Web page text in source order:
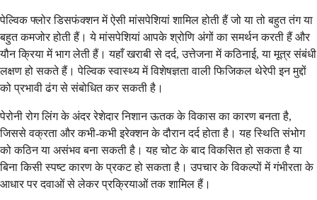
पेल्विक फ्लोर डिसफंक्शन में ऐसी मांसपेशियां शामिल होती हैं जो या तो बहुत तंग या
बहुत कमजोर होती हैं। ये मांसपेशियां आपके श्रोणि अंगों का समर्थन करती हैं और
यौन क्रिया में भाग लेती हैं। यहाँ खराबी से दर्द, उत्तेजना में कठिनाई, या मूत्र संबंधी
लक्षण हो सकते हैं। पेल्विक स्वास्थ्य में विशेषज्ञता वाली फिजिकल थेरेपी इन मुद्दों
को प्रभावी ढंग से संबोधित कर सकती है।
पेरोनी रोग लिंग के अंदर रेशेदार निशान ऊतक के विकास का कारण बनता है,
जिससे वक्रता और कभी-कभी इरेक्शन के दौरान दर्द होता है। यह स्थिति संभोग
को कठिन या असंभव बना सकती है। यह चोट के बाद विकसित हो सकता है या
बिना किसी स्पष्ट कारण के प्रकट हो सकता है। उपचार के विकल्पों में गंभीरता के
आधार पर दवाओं से लेकर प्रक्रियाओं तक शामिल हैं।